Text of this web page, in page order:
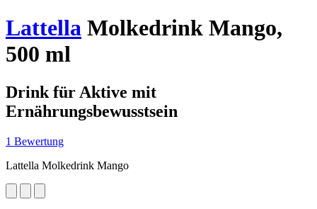
Lattella Molkedrink Mango,
500 ml
Drink für Aktive mit
Ernährungsbewusstsein
1 Bewertung
Lattella Molkedrink Mango